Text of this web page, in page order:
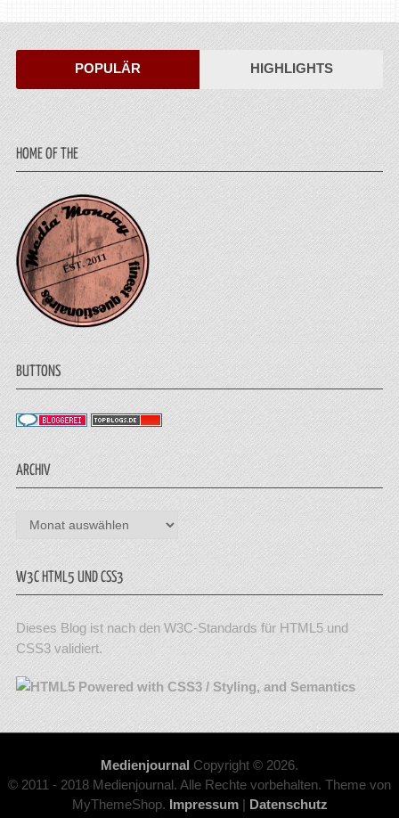
POPULÄR HIGHLIGHTS
HOME OF THE
BUTTONS
ARCHIV
Archiv
W3C HTML5 UND CSS3
Dieses Blog ist nach den W3C-Standards für HTML5 und
CSS3 validiert.
Medienjournal Copyright © 2026.
© 2011 - 2018 Medienjournal. Alle Rechte vorbehalten. Theme von
MyThemeShop. Impressum| Datenschutz